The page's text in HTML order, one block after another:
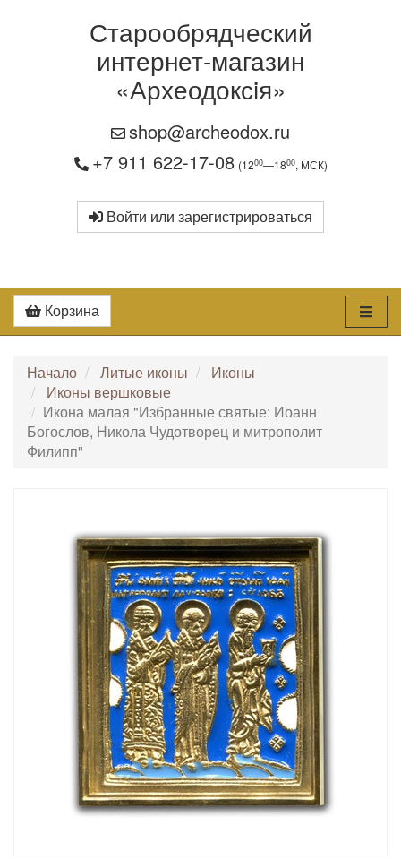
Старообрядческий
интернет-магазин
«Археодоксiя»
shop@archeodox.ru
+7 911 622-17-08 (1200—1800, МСК)
Войти или зарегистрироваться
Корзина
Начало Литые иконы
Иконы
Иконы вершковые
Икона малая "Избранные святые: Иоанн
Богослов, Никола Чудотворец и митрополит
Филипп"